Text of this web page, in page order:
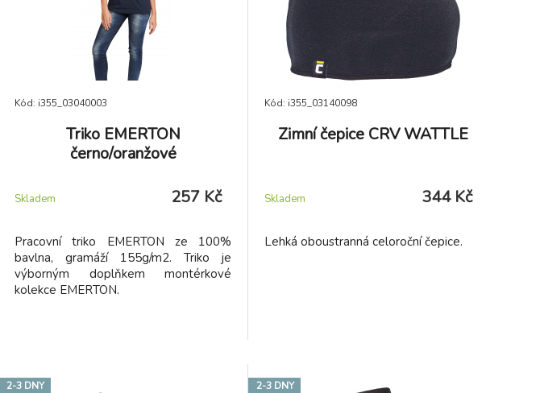
Kód: i355_03040003
Triko EMERTON
černo/oranžové
Skladem 257 Kč
Pracovní triko EMERTON ze 100%
bavlna, gramáží 155g/m2. Triko je
výborným doplňkem montérkové
kolekce EMERTON.
Kód: i355_03140098
Zimní čepice CRV WATTLE
Skladem 344 Kč
Lehká oboustranná celoroční čepice.
2-3 DNY 2-3 DNY